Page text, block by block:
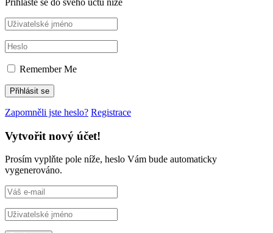
Přihlaste se do svého účtu níže
Remember Me
Zapomněli jste heslo? Registrace
Vytvořit nový účet!
Prosím vyplňte pole níže, heslo Vám bude automaticky
vygenerováno.